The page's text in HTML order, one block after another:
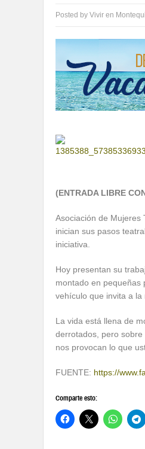
Posted by Vivir en
(ENTRADA LIBRE
Asociación de Mujeres
inician sus pasos
iniciativa.
Hoy presentan su
montado en pequeñas
vehículo que invita a la
La vida está llena de
derrotados, pero sobre
nos provocan lo que
FUENTE: https://
Comparte esto: